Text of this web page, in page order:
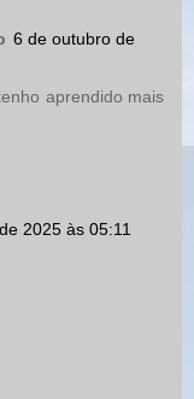
6 de outubro de
aprendido mais
2025 às 05:11